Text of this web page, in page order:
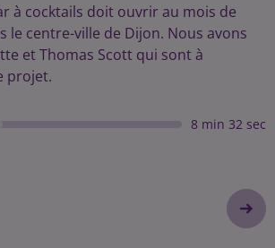
à cocktails doit ouvrir au mois de
le centre-ville de Dijon. Nous avons
et Thomas Scott qui sont à
projet.
8 min 32 sec